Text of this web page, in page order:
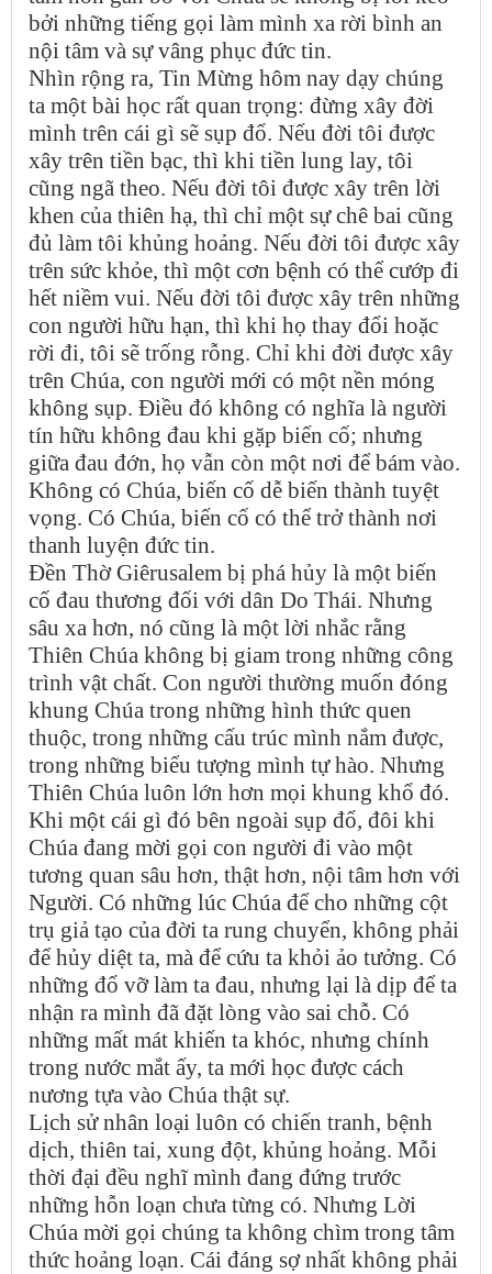
bởi những tiếng gọi làm mình xa rời bình an
nội tâm và sự vâng phục đức tin.
Nhìn rộng ra, Tin Mừng hôm nay dạy chúng
ta một bài học rất quan trọng: đừng xây đời
mình trên cái gì sẽ sụp đổ. Nếu đời tôi được
xây trên tiền bạc, thì khi tiền lung lay, tôi
cũng ngã theo. Nếu đời tôi được xây trên lời
khen của thiên hạ, thì chỉ một sự chê bai cũng
đủ làm tôi khủng hoảng. Nếu đời tôi được xây
trên sức khỏe, thì một cơn bệnh có thể cướp đi
hết niềm vui. Nếu đời tôi được xây trên những
con người hữu hạn, thì khi họ thay đổi hoặc
rời đi, tôi sẽ trống rỗng. Chỉ khi đời được xây
trên Chúa, con người mới có một nền móng
không sụp. Điều đó không có nghĩa là người
tín hữu không đau khi gặp biến cố; nhưng
giữa đau đớn, họ vẫn còn một nơi để bám vào.
Không có Chúa, biến cố dễ biến thành tuyệt
vọng. Có Chúa, biến cố có thể trở thành nơi
thanh luyện đức tin.
Đền Thờ Giêrusalem bị phá hủy là một biến
cố đau thương đối với dân Do Thái. Nhưng
sâu xa hơn, nó cũng là một lời nhắc rằng
Thiên Chúa không bị giam trong những công
trình vật chất. Con người thường muốn đóng
khung Chúa trong những hình thức quen
thuộc, trong những cấu trúc mình nắm được,
trong những biểu tượng mình tự hào. Nhưng
Thiên Chúa luôn lớn hơn mọi khung khổ đó.
Khi một cái gì đó bên ngoài sụp đổ, đôi khi
Chúa đang mời gọi con người đi vào một
tương quan sâu hơn, thật hơn, nội tâm hơn với
Người. Có những lúc Chúa để cho những cột
trụ giả tạo của đời ta rung chuyển, không phải
để hủy diệt ta, mà để cứu ta khỏi ảo tưởng. Có
những đổ vỡ làm ta đau, nhưng lại là dịp để ta
nhận ra mình đã đặt lòng vào sai chỗ. Có
những mất mát khiến ta khóc, nhưng chính
trong nước mắt ấy, ta mới học được cách
nương tựa vào Chúa thật sự.
Lịch sử nhân loại luôn có chiến tranh, bệnh
dịch, thiên tai, xung đột, khủng hoảng. Mỗi
thời đại đều nghĩ mình đang đứng trước
những hỗn loạn chưa từng có. Nhưng Lời
Chúa mời gọi chúng ta không chìm trong tâm
thức hoảng loạn. Cái đáng sợ nhất không phải